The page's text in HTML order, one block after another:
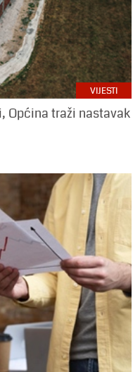
VIJESTI
Općina traži nastavak